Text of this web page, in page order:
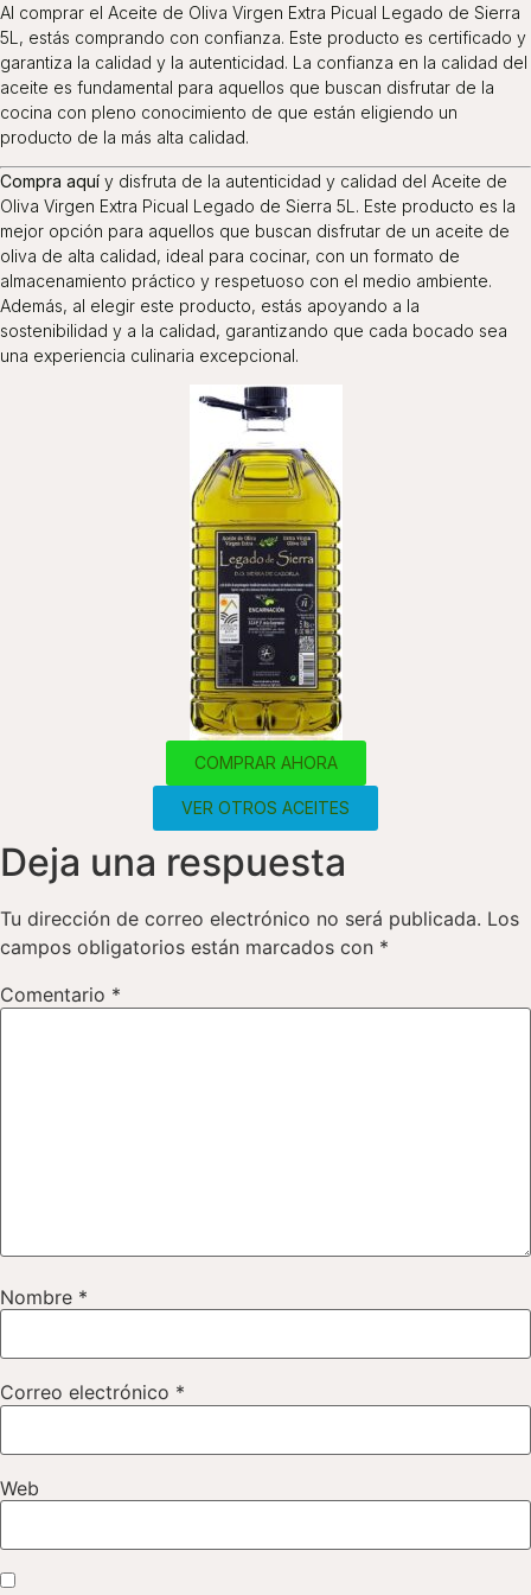
Al comprar el Aceite de Oliva Virgen Extra Picual Legado de Sierra
5L, estás comprando con confianza. Este producto es certificado y
garantiza la calidad y la autenticidad. La confianza en la calidad del
aceite es fundamental para aquellos que buscan disfrutar de la
cocina con pleno conocimiento de que están eligiendo un
producto de la más alta calidad.
Compra aquí y disfruta de la autenticidad y calidad del Aceite de
Oliva Virgen Extra Picual Legado de Sierra 5L. Este producto es la
mejor opción para aquellos que buscan disfrutar de un aceite de
oliva de alta calidad, ideal para cocinar, con un formato de
almacenamiento práctico y respetuoso con el medio ambiente.
Además, al elegir este producto, estás apoyando a la
sostenibilidad y a la calidad, garantizando que cada bocado sea
una experiencia culinaria excepcional.
COMPRAR AHORA
VER OTROS ACEITES
Deja una respuesta
Tu dirección de correo electrónico no será publicada. Los
campos obligatorios están marcados con *
Comentario *
Nombre *
Correo electrónico *
Web